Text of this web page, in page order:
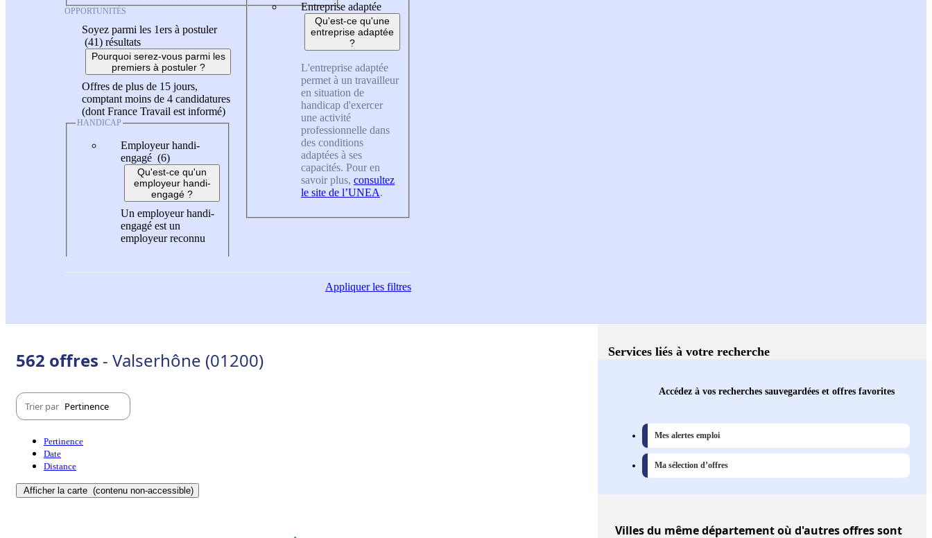
OPPORTUNITÉS
Soyez parmi les 1ers à postuler
(41) résultats
Pourquoi serez-vous parmi les
premiers à postuler ?
Offres de plus de 15 jours,
comptant moins de 4 candidatures
(dont France Travail est informé)
HANDICAP
Employeur handi-
engagé (6)
Qu'est-ce qu'un
employeur handi-
engagé ?
Un employeur handi-
engagé est un
employeur reconnu
Entreprise adaptée
Qu'est-ce qu'une
entreprise adaptée
?
L'entreprise adaptée
permet à un travailleur
en situation de
handicap d'exercer
une activité
professionnelle dans
des conditions
adaptées à ses
capacités. Pour en
savoir plus, consultez
le site de l’UNEA.
Appliquerles filtres
562 offres - Valserhône (01200)
Trier par Pertinence
Pertinence
Date
Distance
Afficher la carte (contenu non-accessible)
Services liés à votre recherche
Accédez à vos recherches sauvegardées et offres favorites
Mes alertes emploi
Ma sélection d’offres
Villesdu même département où d'autres offres sont